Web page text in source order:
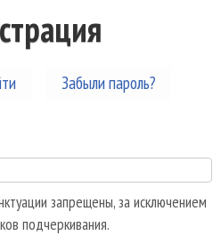
Забыли пароль?
запрещены, за исключением
подчеркивания.